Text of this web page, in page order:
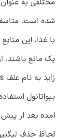
شده است.
با غذا، این
یک مانع باشند.
لحاظ حذف